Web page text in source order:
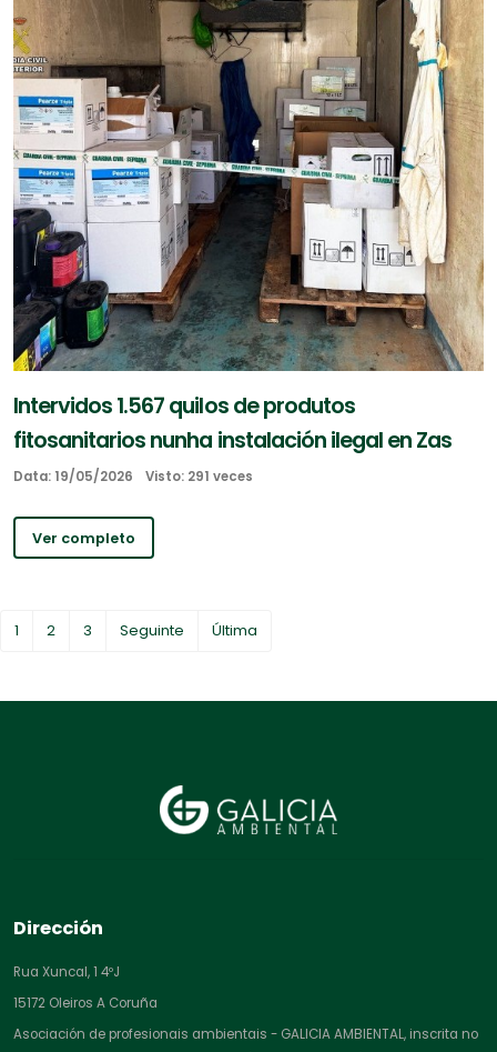
Intervidos 1.567 quilos de produtos
fitosanitarios nunha instalación ilegal en Zas
Data: 19/05/2026 Visto: 291 veces
Ver completo
1 2 3 Seguinte Última
Dirección
Rua Xuncal, 1 4ºJ
15172 Oleiros A Coruña
Asociación de profesionais ambientais - GALICIA AMBIENTAL, inscrita no